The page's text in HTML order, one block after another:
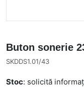
Buton sonerie
SKDDS1.01/43
Stoc: solicită